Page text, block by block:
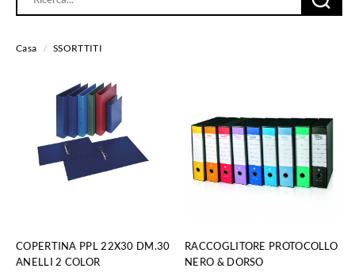
Casa / SSORTTITI
COPERTINA PPL 22X30 DM.30
ANELLI 2 COLOR
RACCOGLITORE PROTOCOLLO
NERO & DORSO